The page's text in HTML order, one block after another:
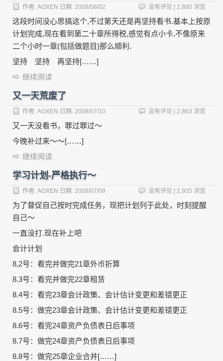
作者: AOXEN 日期: 2008/08/02 没有评论 | 2,880 浏览
这段时间没心思搞这个,不过第天还是再坚持看书.基本上按原
计划完成,现在看到第二十章所得税,感觉有点小卡,不像原来
二个小时一章(包括做题目)那么顺利.
坚持 坚持 再坚持[……]
继续阅读
又一天荒废了
作者: AOXEN 日期: 2008/07/10 没有评论 | 2,863 浏览
又一天没看书，罪过罪过～
今晚补过来～～[……]
继续阅读
学习计划-严格执行～
作者: AOXEN 日期: 2008/07/09 没有评论 | 2,905 浏览
为了督促自己按时完成任务，现把计划列于此处，时刻提醒
自己～
一直没打.现在补上吧
会计计划
8,2号：看完并做完21章外币折算
8.3号：看完并做完22章租赁
8.4号：看完23章会计政策、会计估计变更和差错更正
8.5号：做完23章会计政策、会计估计变更和差错更正
8.6号：看完24章资产负债表日后事项
8.7号：做完24章资产负债表日后事项
8.8号：做完25章企业合并[……]